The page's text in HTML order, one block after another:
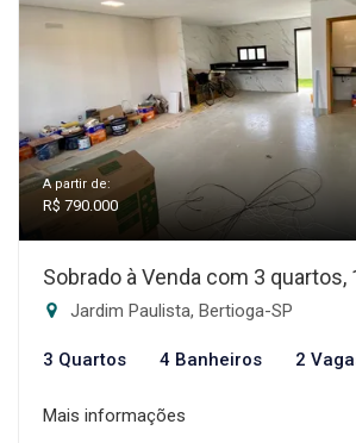
A partir de:
R$ 790.000
Sobrado à Venda com 3 quartos,
Jardim Paulista, Bertioga-SP
3 Quartos 4 Banheiros 2
Mais informações